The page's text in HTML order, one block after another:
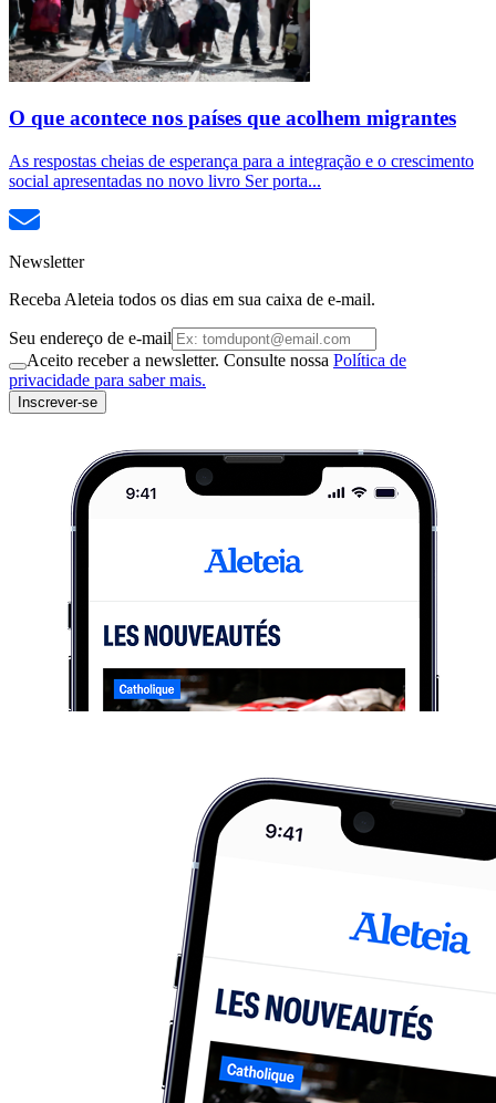
O que acontece nos países que acolhem migrantes
As respostas cheias de esperança para a integração e o crescimento
social apresentadas no novo livro Ser porta...
Newsletter
Receba Aleteia todos os dias em sua caixa de e-mail.
Seu endereço de e-mail
Aceito receber a newsletter. Consulte nossa Política de
privacidade para saber mais.
Inscrever-se